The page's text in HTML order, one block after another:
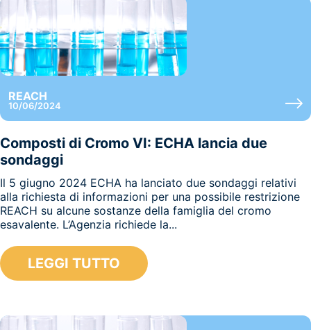
REACH
10/06/2024
Composti di Cromo VI: ECHA lancia due
sondaggi
Il 5 giugno 2024 ECHA ha lanciato due sondaggi relativi
alla richiesta di informazioni per una possibile restrizione
REACH su alcune sostanze della famiglia del cromo
esavalente. L’Agenzia richiede la...
LEGGI TUTTO